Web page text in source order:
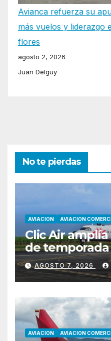
Avianca refuerza su
más vuelos y liderazgo
flores
agosto 2, 2026
Juan Delguy
No te pierdas
AVIACION AVIACION
Clic Air
de temporada
rutas hacia
AGOSTO 7, 2026
AVIACION AVIACION